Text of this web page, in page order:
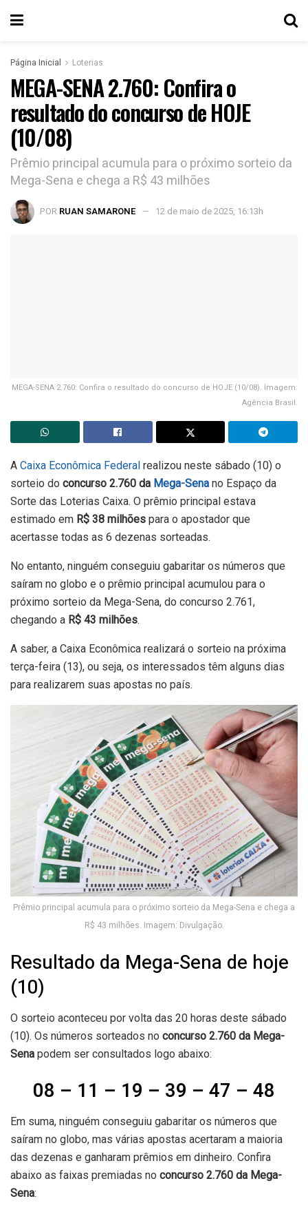
Página Inicial Loterias
MEGA-SENA 2.760: Confira o
resultado do concurso de HOJE
(10/08)
Prêmio principal acumula para o próximo sorteio da
Mega-Sena e chega a R$ 43 milhões
POR RUAN SAMARONE 12 de maio de 2025, 16:13h
MEGA-SENA 2.760: Confira o resultado do concurso de HOJE (10/08). Imagem:
Agência Brasil.
A Caixa Econômica Federal realizou neste sábado (10) o
sorteio do concurso 2.760 da Mega-Sena no Espaço da
Sorte das Loterias Caixa. O prêmio principal estava
estimado em R$ 38 milhões para o apostador que
acertasse todas as 6 dezenas sorteadas.
No entanto, ninguém conseguiu gabaritar os números que
saíram no globo e o prêmio principal acumulou para o
próximo sorteio da Mega-Sena, do concurso 2.761,
chegando a R$ 43 milhões.
A saber, a Caixa Econômica realizará o sorteio na próxima
terça-feira (13), ou seja, os interessados têm alguns dias
para realizarem suas apostas no país.
Prêmio principal acumula para o próximo sorteio da Mega-Sena e chega a
R$ 43 milhões. Imagem: Divulgação.
Resultado da Mega-Sena de hoje
(10)
O sorteio aconteceu por volta das 20 horas deste sábado
(10). Os números sorteados no concurso 2.760 da Mega-
Sena podem ser consultados logo abaixo:
08 – 11 – 19 – 39 – 47 – 48
Em suma, ninguém conseguiu gabaritar os números que
saíram no globo, mas várias apostas acertaram a maioria
das dezenas e ganharam prêmios em dinheiro. Confira
abaixo as faixas premiadas no concurso 2.760 da Mega-
Sena: